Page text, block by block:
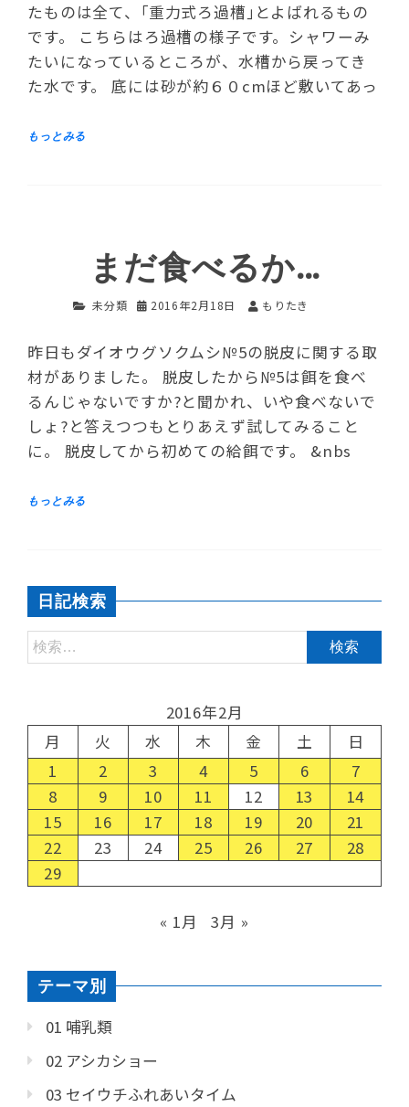
たものは全て、｢重力式ろ過槽｣とよばれるもの
です。 こちらはろ過槽の様子です。シャワーみ
たいになっているところが、水槽から戻ってき
た水です。 底には砂が約６０cmほど敷いてあっ
まだ食べるか…
未分類 2016年2月18日 もりたき
昨日もダイオウグソクムシ№5の脱皮に関する取
材がありました。 脱皮したから№5は餌を食べ
るんじゃないですか?と聞かれ、いや食べないで
しょ?と答えつつもとりあえず試してみること
に。 脱皮してから初めての給餌です。 &nbs
日記検索
2016年2月
月
火 水 木 金 土
日
1
2 3 4 5 6
7
8
9 10 11 12 13
14
15
16 17 18 19 20
21
22
23 24 25 26 27
28
29
« 1月 3月 »
テーマ別
01 哺乳類
02 アシカショー
03 セイウチふれあいタイム